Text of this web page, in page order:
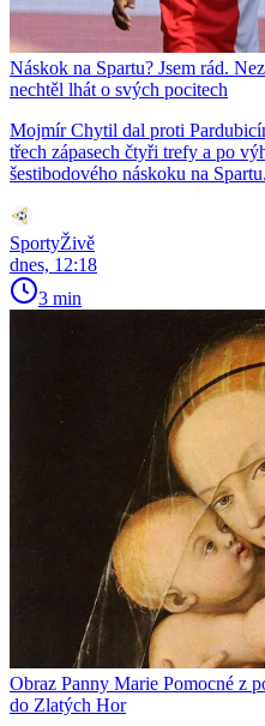
Náskok na Spartu? Jsem rád.
nechtěl lhát o svých pocitech
Mojmír Chytil dal proti
třech zápasech čtyři trefy a po
šestibodového náskoku na Spartu.
SportyŽivě
dnes, 12:18
3 min
Obraz Panny Marie Pomocné z
do Zlatých Hor